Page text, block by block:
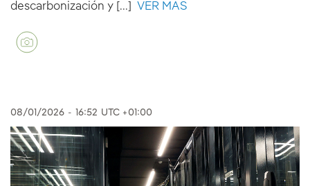
descarbonización y [...]
VER MÁS
08/01/2026 - 16:52 UTC +01:00